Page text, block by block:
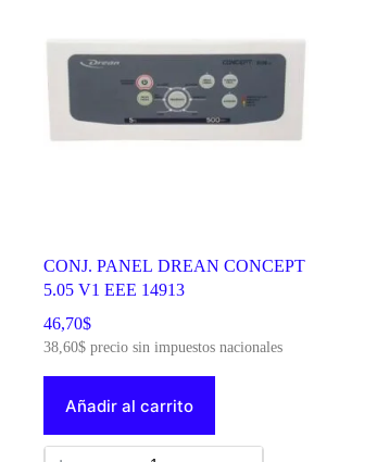
CONJ. PANEL DREAN CONCEPT
5.05 V1 EEE 14913
46,70$
38,60$ precio sin impuestos nacionales
Añadir al carrito